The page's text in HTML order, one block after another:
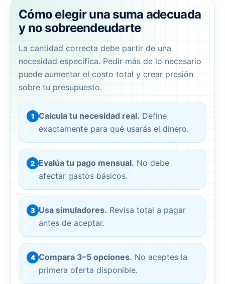
Cómo elegir una suma adecuada
y no sobreendeudarte
La cantidad correcta debe partir de una
necesidad específica. Pedir más de lo necesario
puede aumentar el costo total y crear presión
sobre tu presupuesto.
1 Calcula tu necesidad real. Define
exactamente para qué usarás el dinero.
2 Evalúa tu pago mensual. No debe
afectar gastos básicos.
3 Usa simuladores. Revisa total a pagar
antes de aceptar.
4 Compara 3–5 opciones. No aceptes la
primera oferta disponible.